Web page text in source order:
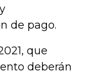
de pago.
que
deberán